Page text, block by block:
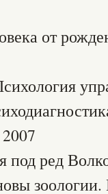
от
ред
зоологии.